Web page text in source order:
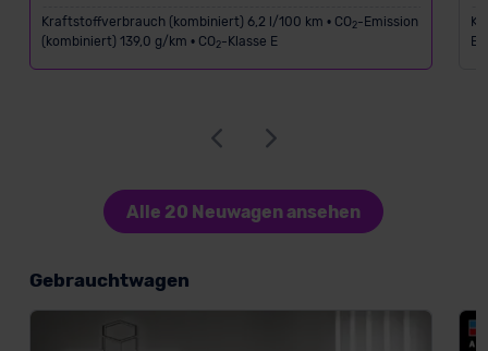
Kraftstoffverbrauch (kombiniert) 6,2 l/100 km • CO2-Emission
(kombiniert) 139,0 g/km • CO2-Klasse E
Alle 20 Neuwagen ansehen
Gebrauchtwagen